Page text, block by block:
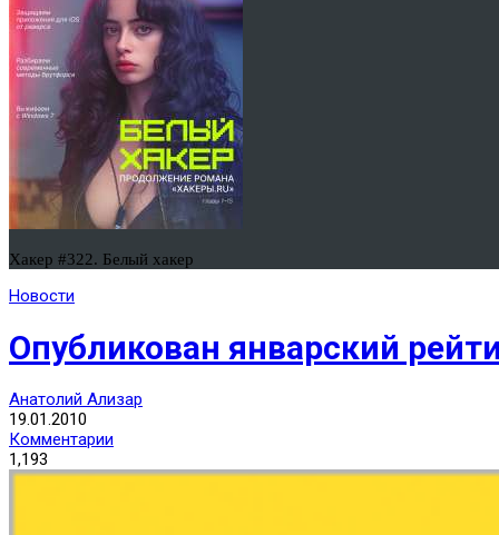
Хакер #322. Белый хакер
Новости
Опубликован январский
Анатолий Ализар
19.01.2010
Комментарии
1,193